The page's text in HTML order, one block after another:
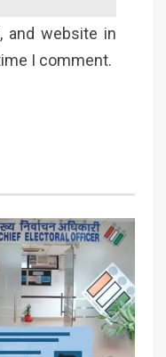
and website in
I comment.